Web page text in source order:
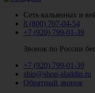
Сеть кальянных и
8 (800) 707-04-54
+7 (920) 799-01-39
Звонок по России
+7 (920) 799-01-39
ship@shop-aladdin.ru
Обратный звонок